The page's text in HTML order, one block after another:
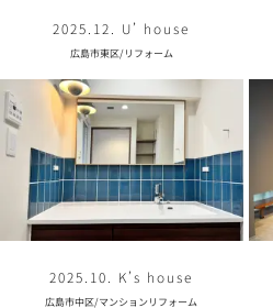
2025.12. U’ house
広島市東区/リフォーム
2025.10. K’s house
広島市中区/マンションリフォーム